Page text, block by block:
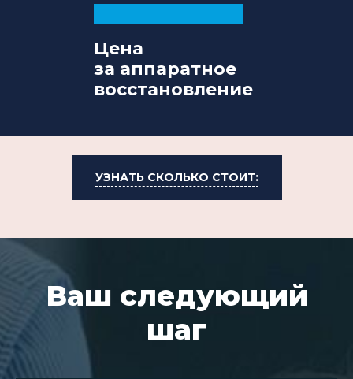
Цена
за аппаратное
восстановление
УЗНАТЬ СКОЛЬКО СТОИТ:
Ваш следующий
шаг